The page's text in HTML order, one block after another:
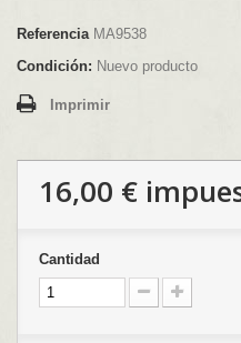
Referencia MA9538
Condición: Nuevo producto
Imprimir
16,00 €
Cantidad